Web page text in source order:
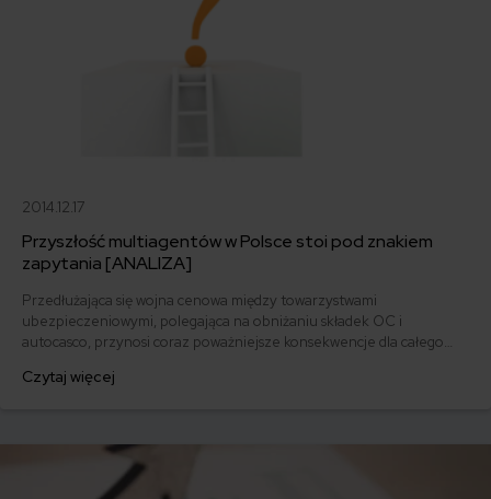
2014.12.17
Przyszłość multiagentów w Polsce stoi pod znakiem
zapytania [ANALIZA]
Przedłużająca się wojna cenowa między towarzystwami
ubezpieczeniowymi, polegająca na obniżaniu składek OC i
autocasco, przynosi coraz poważniejsze konsekwencje dla całego
znakiem zapytania.
Czytaj więcej